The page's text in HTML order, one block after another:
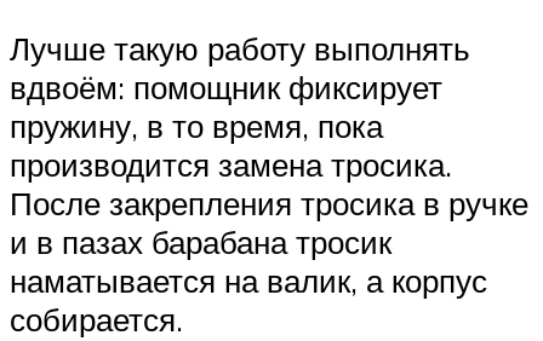
Лучше такую работу выполнять
вдвоём: помощник фиксирует
пружину, в то время, пока
производится замена тросика.
После закрепления тросика в ручке
и в пазах барабана тросик
наматывается на валик, а корпус
собирается.